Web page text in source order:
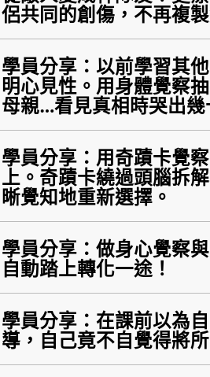
侶共同的創傷，不再複
學員分享：以前學習其
明心見性。用身體覺察
母親…看見真相時哭出
學員分享：用奇蹟卡覺
上。奇蹟卡繞過頭腦拆
晰覺知地重新選擇。
學員分享：做身心覺察
自動踏上轉化一途！
學員分享：在課前以為
導，自己竟不自覺得將